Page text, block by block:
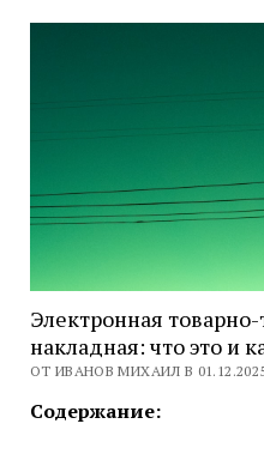
Электронная
накладная: что это и
ОТ ИВАНОВ МИХАИЛ В
Содержание: